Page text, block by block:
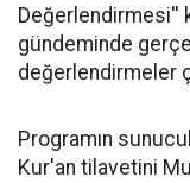
Değerlendirmesi''
gündeminde
değerlendirmeler
Programın
Kur'an tilavetini